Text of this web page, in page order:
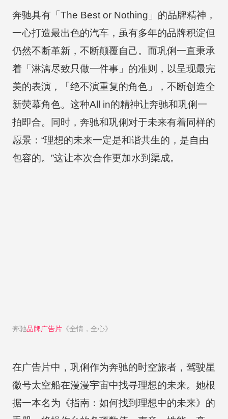
奔驰具有「The Best or Nothing」的品牌精神，
一心打造最出色的汽车，虽有多年的品牌积淀但
仍然不断革新，不断颠覆自己。而巩俐一直秉承
着「淋漓尽致只做一件事」的准则，以呈现最完
美的表演，「绝不演重复的角色」，不断创造全
新荧幕角色。这种All in的精神让奔驰和巩俐一
拍即合。同时，奔驰和巩俐对于未来有着同样的
愿景：“理想的未来一定是和谐共生的，是自由
包容的。”这让本次合作更加水到渠成。
奔驰品牌广告片《全情，全心》
在广告片中，巩俐作为奔驰的时空旅者，驾驶星
徽号太空船在漫漫宇宙中找寻理想的未来。她根
据一本名为《指南：如何找到理想中的未来》的